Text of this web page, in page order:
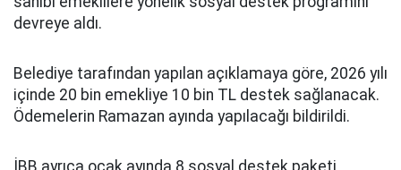
devreye aldı.
Belediye tarafından yapılan açıklamaya göre, 2026 yılı
içinde 20 bin emekliye 10 bin TL destek sağlanacak.
Ödemelerin Ramazan ayında yapılacağı bildirildi.
İBB ayrıca ocak ayında 8 sosyal destek paketi